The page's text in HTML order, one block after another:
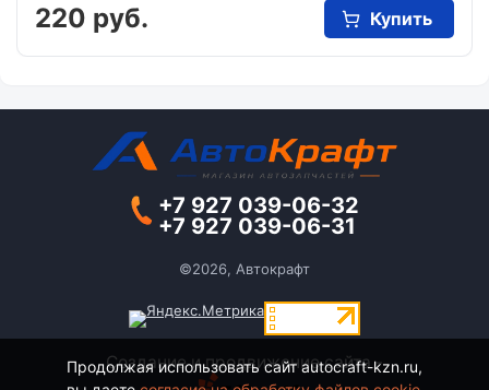
220 руб. Купить
+7 927 039-06-32
+7 927 039-06-31
©2026, Автокрафт
Создание и продвижение сайта -
Продолжая использовать сайт autocraft-kzn.ru,